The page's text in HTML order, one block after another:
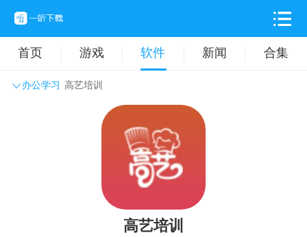
首页 游戏 软件 新闻 合集
办公学习 高艺培训
主题壁纸 旅游出行
拍摄美化 时尚购物
高艺培训